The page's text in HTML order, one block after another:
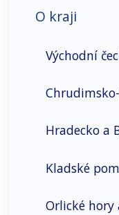
Trh práce
O kraji
Východní
Hradecko a
Kladské
Orlické